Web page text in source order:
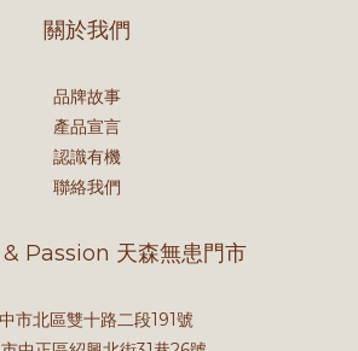
關於我們
品牌故事
產品宣言
認識有機
聯絡我們
Passion 天森無患門市
市北區雙十路二段191號